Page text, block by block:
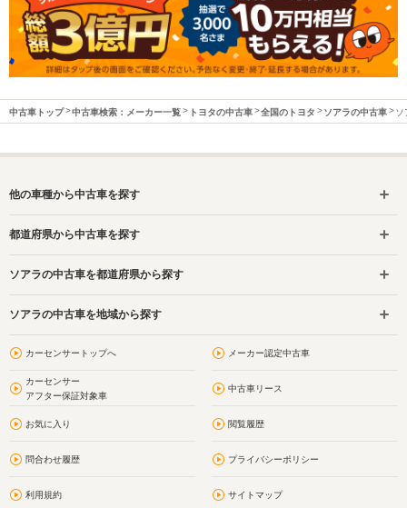
中古車トップ 中古車検索：メーカー一覧 トヨタの中古車 全国のトヨタ ソアラの中古車 ソ
他の車種から中古車を探す
都道府県から中古車を探す
ソアラの中古車を都道府県から探す
ソアラの中古車を地域から探す
カーセンサートップへ メーカー認定中古車
カーセンサー
アフター保証対象車
中古車リース
お気に入り 閲覧履歴
問合わせ履歴 プライバシーポリシー
利用規約 サイトマップ